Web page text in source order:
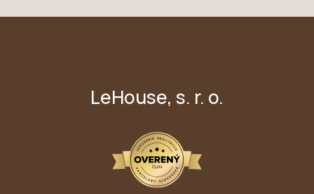
LeHouse, s. r. o.